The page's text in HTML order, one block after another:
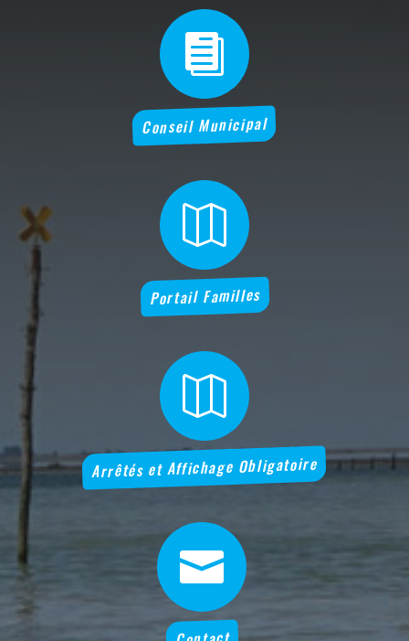

Conseil Municipal

Portail Familles

Arrêtés et Affichage Obligatoire
